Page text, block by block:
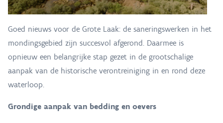
Goed nieuws voor de Grote Laak: de saneringswerken in het
mondingsgebied zijn succesvol afgerond. Daarmee is
opnieuw een belangrijke stap gezet in de grootschalige
aanpak van de historische verontreiniging in en rond deze
waterloop.
Grondige aanpak van bedding en oevers